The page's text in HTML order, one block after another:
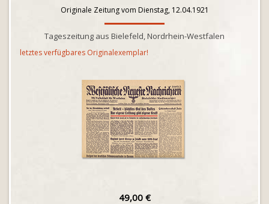
Originale Zeitung vom Dienstag, 12.04.1921
Tageszeitung aus Bielefeld, Nordrhein-Westfalen
letztes verfügbares Originalexemplar!
49,00 €